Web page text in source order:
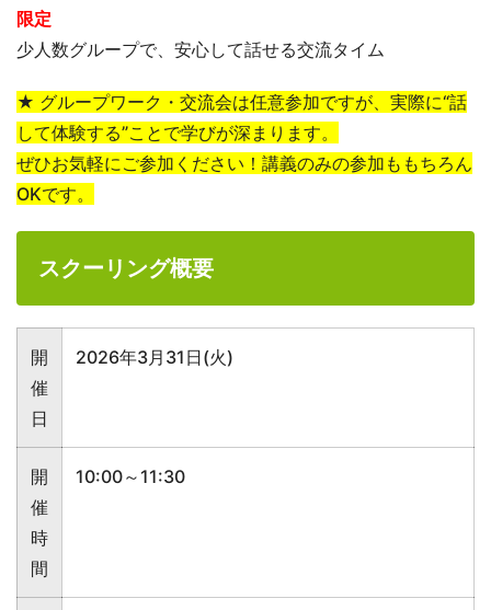
限定
少人数グループで、安心して話せる交流タイム
★ グループワーク・交流会は任意参加ですが、実際に“話
して体験する”ことで学びが深まります。
ぜひお気軽にご参加ください！講義のみの参加ももちろん
OKです。
スクーリング概要
開
催
日
2026年3月31日(火)
開
催
時
間
10:00～11:30